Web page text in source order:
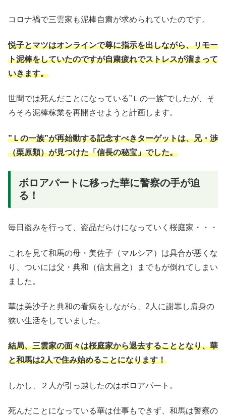
コロナ禍で三雲家も泥棒自粛が求められていたのです。
悦子とマツはオンラインで尊に指示を出しながら、リモー
ト泥棒をしていたのですが自粛疲れでストレスが溜まって
いきます。
世間では死んだことになっている”Ｌの一族”でしたが、そ
ろそろ泥棒稼業を再開させようと計画します。
”Ｌの一族”が再始動する記念すべきターゲットは、兄・渉
（栗原類）が見つけた「信長の秘宝」でした。
ボロアパートに移った華に警察の手が迫
る！
毎日盗みを行って、盗品だらけになっていく桜庭家・・・
これを見て和馬の母・美佐子（マルシア）は具合が悪くな
り、ついには父・典和（信太昌之）までもが倒れてしまい
ました。
華は美沙子と典和の看病をしながら、2人に謝罪し肩身の
狭い生活をしていました。
結局、三雲家の面々は桜庭家から退去することとなり、華
と和馬は2人で住み始めることになります！
しかし、２人が引っ越したのはボロアパート。
死んだことになっている華は仕事もできず、和馬は警察の